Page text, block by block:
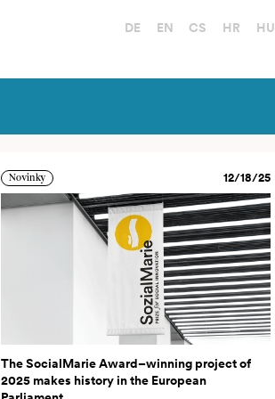
DE EN CS HR HU
Novinky 12/18/25
The SocialMarie Award–winning project of
2025 makes history in the European